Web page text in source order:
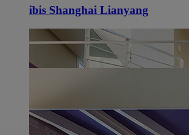
ibis Shanghai Lianyang